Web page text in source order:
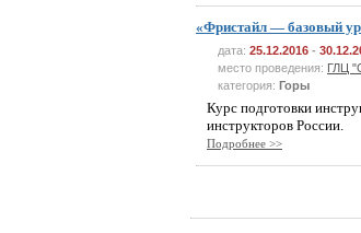
«Фристайл — базовый
дата: 25.12.2016 -
место проведения: ГЛЦ
категория: Горы
Курс подготовки
инструкторов России.
Подробнее >>